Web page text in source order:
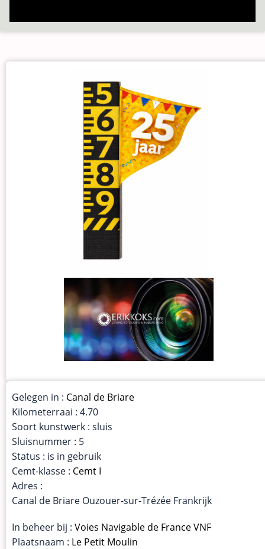
Gelegen in : Canal de Briare
Kilometerraai : 4.70
Soort kunstwerk : sluis
Sluisnummer : 5
Status : is in gebruik
Cemt-klasse : Cemt I
Adres :
Canal de Briare Ouzouer-sur-Trézée Frankrijk
In beheer bij : Voies Navigable de France VNF
Plaatsnaam : Le Petit Moulin